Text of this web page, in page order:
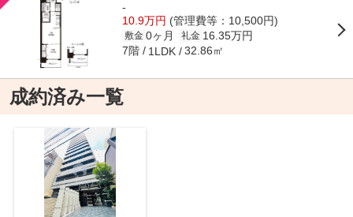
-
10.9万円 (管理費等：10,500円)
敷金 0ヶ月 礼金 16.35万円
7階 1LDK 32.86㎡
成約済み一覧